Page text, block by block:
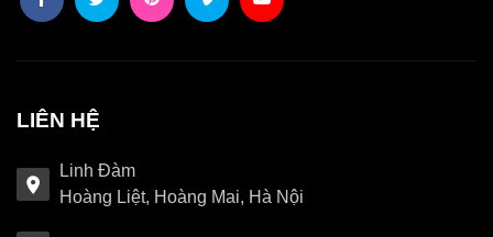
LIÊN HỆ
Linh Đàm
Hoàng Liệt, Hoàng Mai, Hà Nội